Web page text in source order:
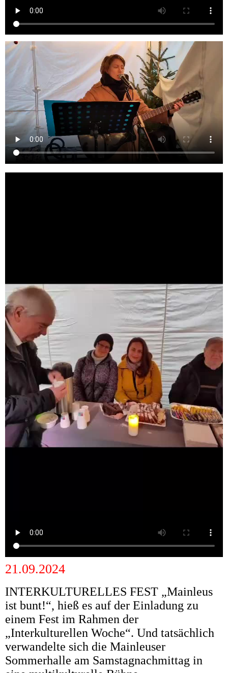
21.09.2024
INTERKULTURELLES FEST „Mainleus
ist bunt!“, hieß es auf der Einladung zu
einem Fest im Rahmen der
„Interkulturellen Woche“. Und tatsächlich
verwandelte sich die Mainleuser
Sommerhalle am Samstagnachmittag in